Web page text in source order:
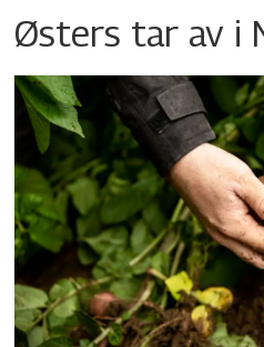
Østers tar av i